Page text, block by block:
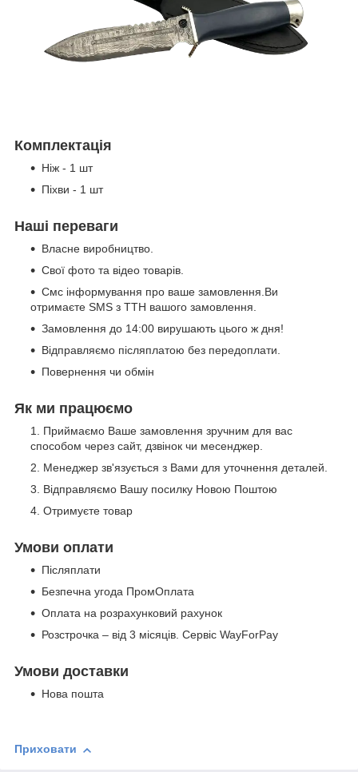
Комплектація
Ніж - 1 шт
Піхви - 1 шт
Наші переваги
Власне виробництво.
Свої фото та відео товарів.
Смс інформування про ваше замовлення.Ви
отримаєте SMS з ТТН вашого замовлення.
Замовлення до 14:00 вирушають цього ж дня!
Відправляємо післяплатою без передоплати.
Повернення чи обмін
Як ми працюємо
Приймаємо Ваше замовлення зручним для вас
способом через сайт, дзвінок чи месенджер.
Менеджер зв'язується з Вами для уточнення деталей.
Відправляємо Вашу посилку Новою Поштою
Отримуєте товар
Умови оплати
Післяплати
Безпечна угода ПромОплата
Оплата на розрахунковий рахунок
Розстрочка – від 3 місяців. Сервіс WayForPay
Умови доставки
Нова пошта
Приховати